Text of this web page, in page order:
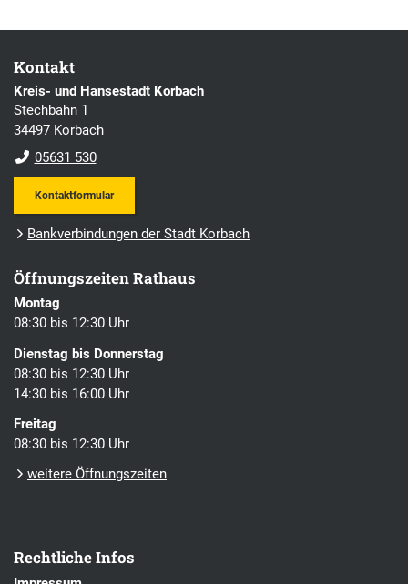
Kontakt
Kreis- und Hansestadt Korbach
Stechbahn 1
34497 Korbach
05631 530
Kontaktformular
Bankverbindungen der Stadt Korbach
Öffnungszeiten Rathaus
Montag
08:30 bis 12:30 Uhr
Dienstag bis Donnerstag
08:30 bis 12:30 Uhr
14:30 bis 16:00 Uhr
Freitag
08:30 bis 12:30 Uhr
weitere Öffnungszeiten
Rechtliche Infos